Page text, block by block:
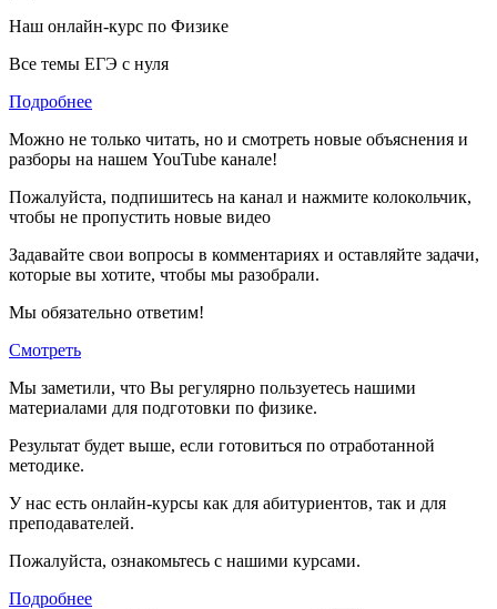
Наш онлайн-курс по Физике
Все темы ЕГЭ с нуля
Подробнее
Можно не только читать, но и смотреть новые объяснения и
разборы на нашем YouTube канале!
Пожалуйста, подпишитесь на канал и нажмите колокольчик,
чтобы не пропустить новые видео
Задавайте свои вопросы в комментариях и оставляйте задачи,
которые вы хотите, чтобы мы разобрали.
Мы обязательно ответим!
Смотреть
Мы заметили, что Вы регулярно пользуетесь нашими
материалами для подготовки по физике.
Результат будет выше, если готовиться по отработанной
методике.
У нас есть онлайн-курсы как для абитуриентов, так и для
преподавателей.
Пожалуйста, ознакомьтесь с нашими курсами.
Подробнее